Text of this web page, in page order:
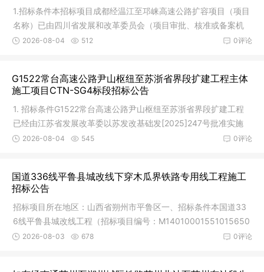
1.招标条件本招标项目成都经温江至邛崃高速公路扩容项目（项目
名称）已由四川省发展和改革委员会（项目审批、核准或备案机
关名称
0评论
2026-08-04 512
G1522常台高速公路尹山枢纽至苏浙省界段扩建工程主体
施工项目CTN-SG4标段招标公告
1. 招标条件G1522常台高速公路尹山枢纽至苏浙省界段扩建工程
已经由江苏省发展改革委以苏发改基础发[2025]247号批准实施
(项目代码
0评论
2026-08-04 545
国道336线平鲁县城改线下穿木瓜界铁路专用线工程施工
招标公告
招标项目所在地区：山西省朔州市平鲁区一、招标条件本国道33
6线平鲁县城改线工程（招标项目编号：M14010001551015650
01），工程
0评论
2026-08-03 678